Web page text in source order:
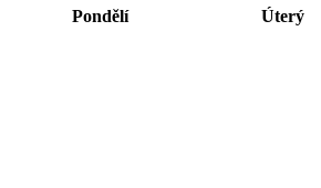
Pondělí Úterý